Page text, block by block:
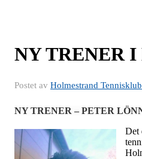
NY TRENER
Postet av Holmestrand
NY TRENER – PETER
Det